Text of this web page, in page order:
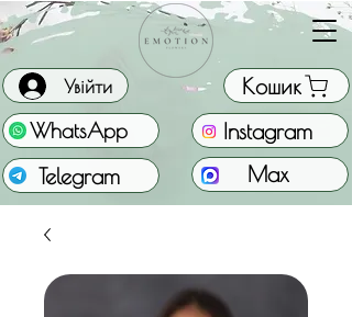
WhatsApp
Кошик
Увійти
Telegram Max
Instagram